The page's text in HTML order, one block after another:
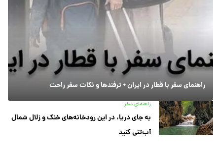
راهنمای سفر با قطار در ایران + ترفندها و نکات سفر راحت
راهنمای سفر
به جای دریا، در این رودخانه‌های خنک و زلال شمال
آب‌تنی کنید